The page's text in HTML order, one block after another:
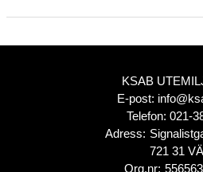
KSAB
E-post:
Telefon: 021-
Adress:
721 31
Org.nr: